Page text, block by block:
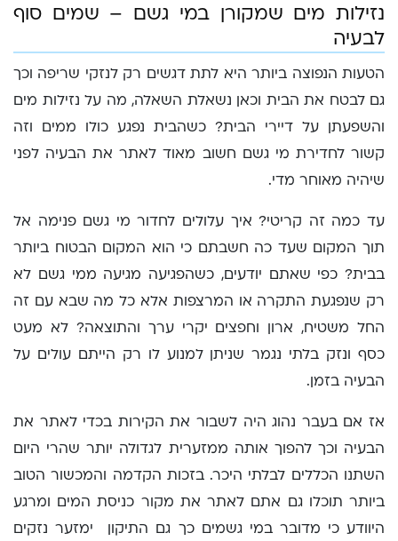
נזילות מים שמקורן במי גשם – שמים סוף
לבעיה
הטעות הנפוצה ביותר היא לתת דגשים רק לנזקי שריפה וכך
גם לבטח את הבית וכאן נשאלת השאלה, מה על נזילות מים
והשפעתן על דיירי הבית? כשהבית נפגע כולו ממים וזה
קשור לחדירת מי גשם חשוב מאוד לאתר את הבעיה לפני
שיהיה מאוחר מדי.
עד כמה זה קריטי? איך עלולים לחדור מי גשם פנימה אל
תוך המקום שעד כה חשבתם כי הוא המקום הבטוח ביותר
בבית? כפי שאתם יודעים, כשהפגיעה מגיעה ממי גשם לא
רק שנפגעת התקרה או המרצפות אלא כל מה שבא עם זה
החל משטיח, ארון וחפצים יקרי ערך והתוצאה? לא מעט
כסף ונזק בלתי נגמר שניתן למנוע לו רק הייתם עולים על
הבעיה בזמן.
אז אם בעבר נהוג היה לשבור את הקירות בכדי לאתר את
הבעיה וכך להפוך אותה ממזערית לגדולה יותר שהרי היום
השתנו הכללים לבלתי היכר. בזכות הקדמה והמכשור הטוב
ביותר תוכלו גם אתם לאתר את מקור כניסת המים ומרגע
היוודע כי מדובר במי גשמים כך גם התיקון ימזער נזקים